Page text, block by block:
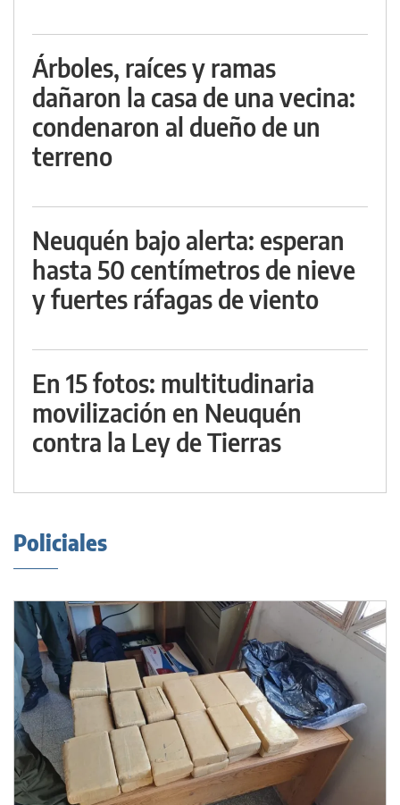
Árboles, raíces y ramas
dañaron la casa de una vecina:
condenaron al dueño de un
terreno
Neuquén bajo alerta: esperan
hasta 50 centímetros de nieve
y fuertes ráfagas de viento
En 15 fotos: multitudinaria
movilización en Neuquén
contra la Ley de Tierras
Policiales